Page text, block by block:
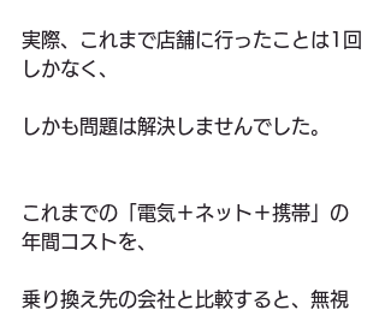
実際、これまで店舗に行ったことは1回
しかなく、
しかも問題は解決しませんでした。
これまでの「電気＋ネット＋携帯」の
年間コストを、
乗り換え先の会社と比較すると、無視